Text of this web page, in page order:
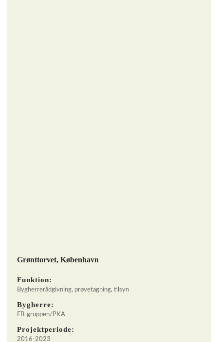
Grønttorvet, København
Funktion:
Bygherrerådgivning, prøvetagning, tilsyn
Bygherre:
FB-gruppen/PKA
Projektperiode:
2016-2023